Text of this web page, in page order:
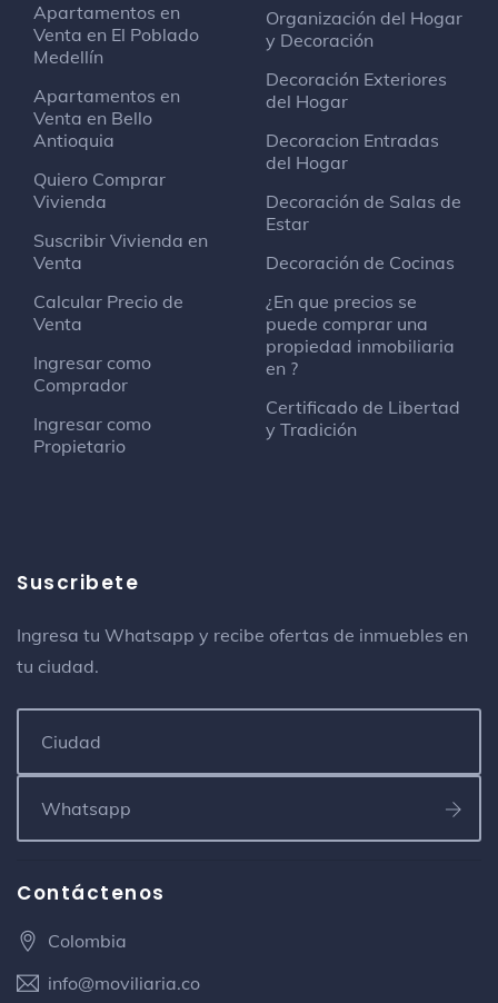
Apartamentos en
Venta en El Poblado
Medellín
Apartamentos en
Venta en Bello
Antioquia
Quiero Comprar
Vivienda
Suscribir Vivienda en
Venta
Calcular Precio de
Venta
Ingresar como
Comprador
Ingresar como
Propietario
Organización del Hogar
y Decoración
Decoración Exteriores
del Hogar
Decoracion Entradas
del Hogar
Decoración de Salas de
Estar
Decoración de Cocinas
¿En que precios se
puede comprar una
propiedad inmobiliaria
en ?
Certificado de Libertad
y Tradición
Suscribete
Ingresa tu Whatsapp y recibe ofertas de inmuebles en
tu ciudad.
Contáctenos
Colombia
info@moviliaria.co